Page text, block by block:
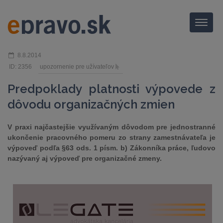
Menu
8.8.2014
ID: 2356
upozornenie pre užívateľov
Predpoklady platnosti výpovede z
dôvodu organizačných zmien
V praxi najčastejšie využívaným dôvodom pre jednostranné
ukončenie pracovného pomeru zo strany zamestnávateľa je
výpoveď podľa §63 ods. 1 písm. b) Zákonníka práce, ľudovo
nazývaný aj výpoveď pre organizačné zmeny.